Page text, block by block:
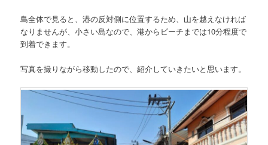
島全体で見ると、港の反対側に位置するため、山を越えなければ
なりませんが、小さい島なので、港からビーチまでは10分程度で
到着できます。
写真を撮りながら移動したので、紹介していきたいと思います。